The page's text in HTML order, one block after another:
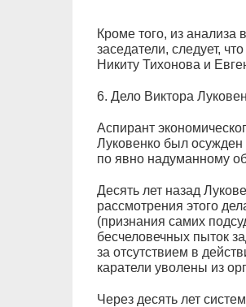
Кроме того, из анализа
заседатели, следует,
Никиту Тихонова и
6. Дело Виктора
Аспирант
Луковенко был
по явно надуманному
Десять лет назад
рассмотрения этого
(признания самих
бесчеловечных пыток
за отсутствием в
каратели уволены из
Через десять лет